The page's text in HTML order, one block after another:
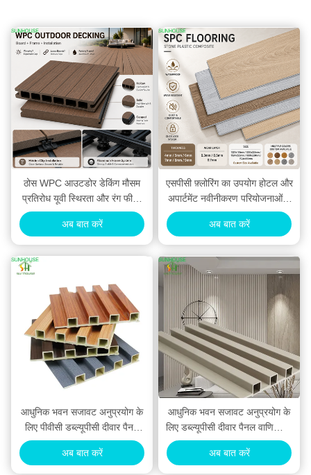
ठोस WPC आउटडोर डेकिंग मौसम
प्रतिरोध यूवी स्थिरता और रंग फीका
गाइड
अब बात करें
एसपीसी फ़्लोरिंग का उपयोग होटल और
अपार्टमेंट नवीनीकरण परियोजनाओं में
क्यों किया जाता है
अब बात करें
आधुनिक भवन सजावट अनुप्रयोग के
लिए पीवीसी डब्ल्यूपीसी दीवार पैनल
आंतरिक सजावट क्लैडिंग अनुप्रयोग
अब बात करें
आधुनिक भवन सजावट अनुप्रयोग के
लिए डब्ल्यूपीसी दीवार पैनल वाणिज्यिक
आवासीय क्लैडिंग अनुप्रयोग
अब बात करें